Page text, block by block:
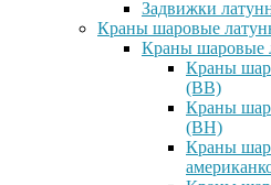
Задвижки
Краны шаровые
Краны шаровые
Краны
(ВВ)
Краны
(ВН)
Краны